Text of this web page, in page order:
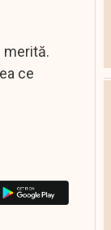
merită.
ce